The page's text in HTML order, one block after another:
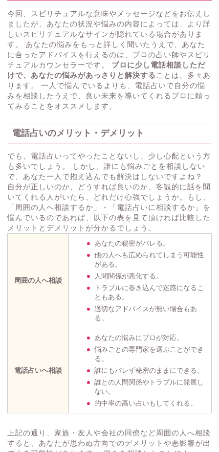
今回、スピリチュアルな意味やメッセージなどをお伝えし
ましたが、あなたの状況や悩みの内容によっては、より詳
しいスピリチュアルなサインが隠れている場合がありま
す。 あなたの悩みをもっと詳しく聞いたうえで、あなた
に合ったアドバイスを行えるのは、プロの占い師やスピリ
チュアルカウンセラーです。 プロに少し電話相談しただ
けで、あなたの悩みがあっさりと解決する ことは、多々あ
ります。 一人で悩んでいるよりも、電話占いで自分の悩
みを相談したうえで、良い未来を導いてくれるプロに頼っ
てみることをオススメします。
電話占いのメリット・デメリット
でも、電話占いってやったことないし、少し心配という方
も多いでしょう。 しかし、誰にも悩みごとを相談しない
で、あなた一人で抱え込んでも解決はしないですよね？
自分が正しいのか、どうすれば良いのか、客観的に話を聞
いてくれる人がいたら、どれだけ心強でしょうか。もし、
「周囲の人へ相談するか」・「電話占いに相談するか」を
悩んでいるのであれば、以下の表を見て頂ければ比較した
メリットとデメリットが分かるでしょう。
周囲の人へ相談
あなたの秘密がバレる。
他の人へも広められてしまう可能性
がある。
人間関係が悪化する。
トラブルに巻き込んで迷惑になるこ
ともある。
適切なアドバイスが無い場合もあ
る。
電話占いへ相談
あなたの悩みにプロが対応。
悩みごとの専門家を選ぶことができ
る。
誰にもバレず秘密のままにできる。
誰との人間関係やトラブルに発展し
ない。
的中率の高い占いもしてくれる。
上記の通り、家族・友人や会社の同僚など周囲の人へ相談
すると、あなたが思わぬ方向でのデメリットや悪影響が出